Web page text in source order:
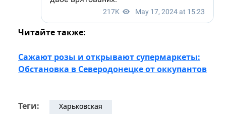
Читайте также:
Сажают розы и открывают супермаркеты:
Обстановка в Северодонецке от оккупантов
Теги: Харьковская